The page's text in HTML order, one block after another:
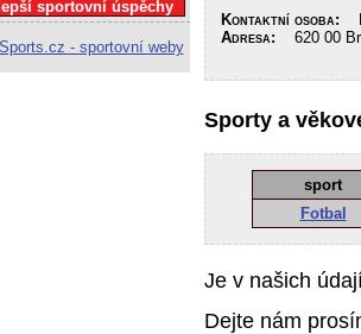
Kontaktní osoba:
Adresa: 620 00
Sporty a
sport
Fotbal
Je v našich
Dejte nám
sportovní úspěchy